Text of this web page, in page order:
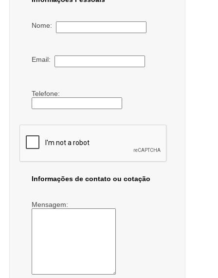
Nome:
Email:
Telefone:
Informações de contato ou cotação
Mensagem: